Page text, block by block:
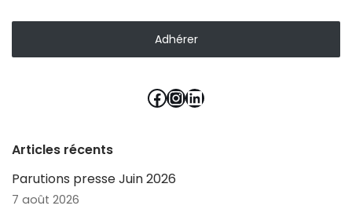
Adhérer
Articles récents
Parutions presse Juin 2026
7 août 2026